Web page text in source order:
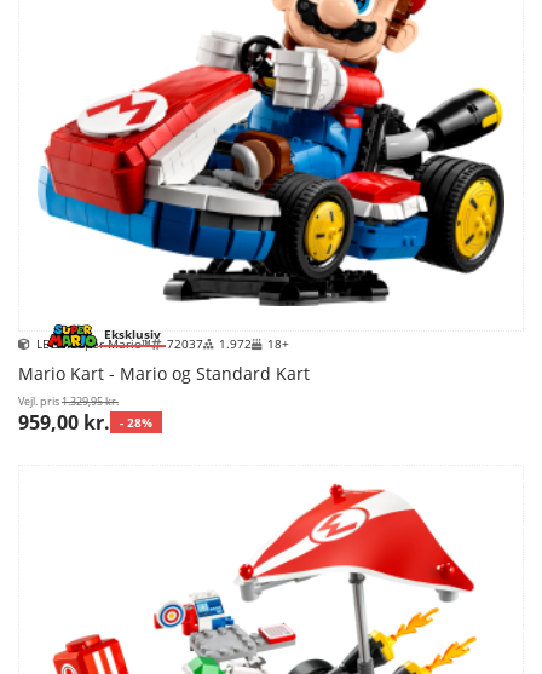
Eksklusiv
LEGO Super Mario™ 72037 1.972 18+
Mario Kart - Mario og Standard Kart
Vejl. pris1.329,95 kr.
959,00 kr. - 28%